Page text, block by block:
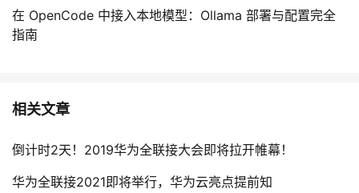
在 OpenCode 中接入本地模型：Ollama 部署与配置完全
指南
相关文章
倒计时2天！2019华为全联接大会即将拉开帷幕！
华为全联接2021即将举行，华为云亮点提前知